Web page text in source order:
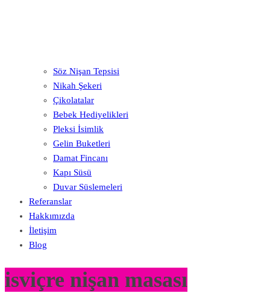
Söz Nişan Tepsisi
Nikah Şekeri
Çikolatalar
Bebek Hediyelikleri
Pleksi İsimlik
Gelin Buketleri
Damat Fincanı
Kapı Süsü
Duvar Süslemeleri
Referanslar
Hakkımızda
İletişim
Blog
isviçre nişan masası